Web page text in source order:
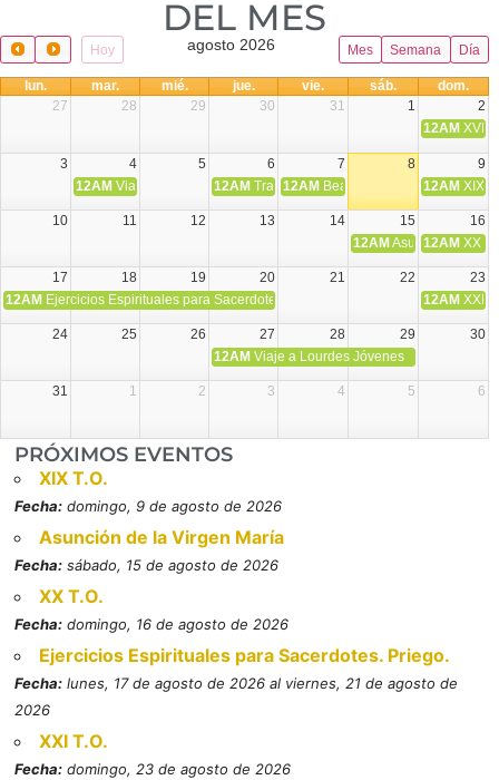
DEL MES​
Hoy Mes Semana Día
agosto 2026
lun. mar. mié. jue. vie. sáb.
dom.
27
28 29 30 31 1
2
12AM XVIII
3 4 5 6 7 8
9
12AM Viaje Diocesano a Japón.
12AM Transfiguración del Señor
12AM Beatos Cruz Laplana,
12AM XIX
10 11 12 13 14 15
16
12AM Asunción de la
12AM XX
17 18 19 20 21 22
23
12AM Ejercicios Espirituales para Sacerdotes. Priego. 12AM XXI
24 25 26 27 28 29
30
12AM Viaje a Lourdes Jóvenes
31 1 2 3 4 5 6
PRÓXIMOS EVENTOS
XIX T.O.
Fecha: domingo, 9 de agosto de 2026
Asunción de la Virgen María
Fecha: sábado, 15 de agosto de 2026
XX T.O.
Fecha: domingo, 16 de agosto de 2026
Ejercicios Espirituales para Sacerdotes. Priego.
Fecha: lunes, 17 de agosto de 2026 al viernes, 21 de agosto de
2026
XXI T.O.
Fecha: domingo, 23 de agosto de 2026